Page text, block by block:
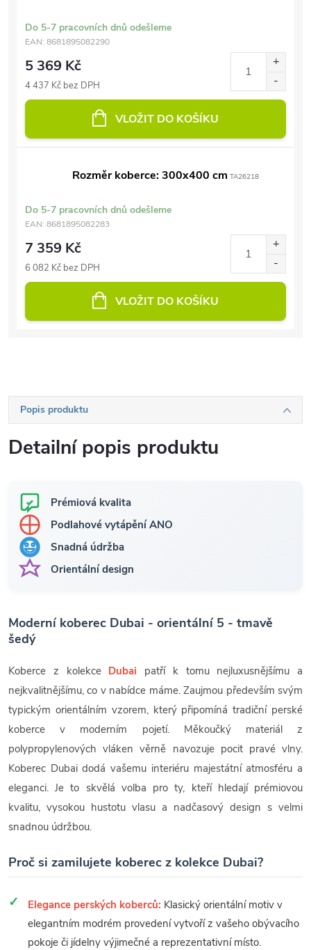
Do 5-7 pracovních dnů odešleme
EAN: 8681895082290
5 369 Kč
4 437 Kč bez DPH
VLOŽIT DO KOŠÍKU
Rozměr koberce: 300x400 cm TA26218
Do 5-7 pracovních dnů odešleme
EAN: 8681895082283
7 359 Kč
6 082 Kč bez DPH
VLOŽIT DO KOŠÍKU
Popis produktu
Detailní popis produktu
Prémiová kvalita
Podlahové vytápění ANO
Snadná údržba
Orientální design
Moderní koberec Dubai - orientální 5 - tmavě
šedý
Koberce z kolekce Dubai patří k tomu nejluxusnějšímu a
nejkvalitnějšímu, co v nabídce máme. Zaujmou především svým
typickým orientálním vzorem, který připomíná tradiční perské
koberce v moderním pojetí. Měkoučký materiál z
polypropylenových vláken věrně navozuje pocit pravé vlny.
Koberec Dubai dodá vašemu interiéru majestátní atmosféru a
eleganci. Je to skvělá volba pro ty, kteří hledají prémiovou
kvalitu, vysokou hustotu vlasu a nadčasový design s velmi
snadnou údržbou.
Proč si zamilujete koberec z kolekce Dubai?
Elegance perských koberců: Klasický orientální motiv v
elegantním modrém provedení vytvoří z vašeho obývacího
pokoje či jídelny výjimečné a reprezentativní místo.